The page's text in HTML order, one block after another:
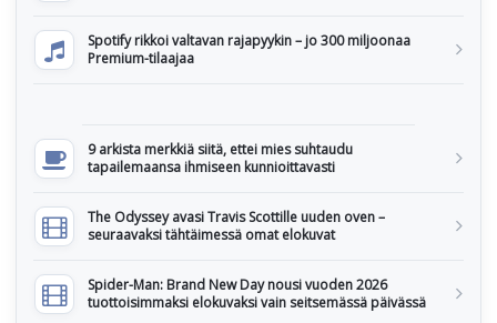
Spotify rikkoi valtavan rajapyykin – jo 300 miljoonaa
Premium-tilaajaa
9 arkista merkkiä siitä, ettei mies suhtaudu
tapailemaansa ihmiseen kunnioittavasti
The Odyssey avasi Travis Scottille uuden oven –
seuraavaksi tähtäimessä omat elokuvat
Spider-Man: Brand New Day nousi vuoden 2026
tuottoisimmaksi elokuvaksi vain seitsemässä päivässä